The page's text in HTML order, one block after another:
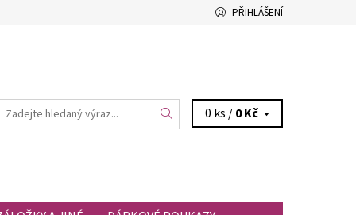
PŘIHLÁŠENÍ
0 ks /0 Kč